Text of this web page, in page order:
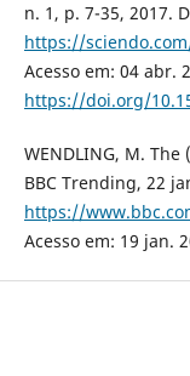
n. 1, p. 7-35, 2017.
https://
Acesso em: 04 abr.
https://doi.org/
WENDLING, M.
BBC Trending, 22
https://
Acesso em: 19 jan.